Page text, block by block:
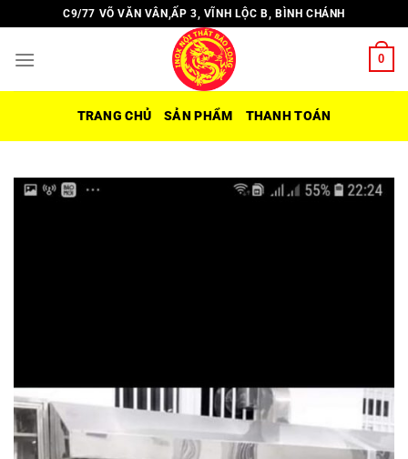
đến
nội
C9/77 VÕ VĂN VÂN,ẤP 3, VĨNH LỘC B, BÌNH CHÁNH
0
TRANG CHỦ SẢN PHẨM THANH TOÁN